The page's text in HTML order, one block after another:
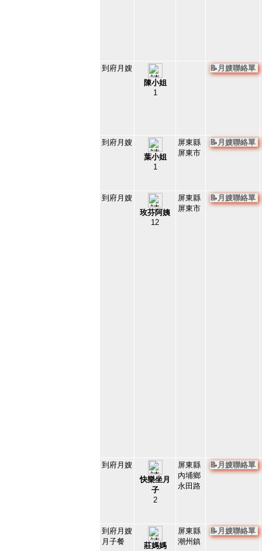
到府月嫂
陳小姐
1
📝月嫂聯絡單
到府月嫂
葉小姐
1
屏東縣
屏東市
📝月嫂聯絡單
到府月嫂
玫芬阿姨
12
屏東縣
屏東市
📝月嫂聯絡單
到府月嫂
快樂坐月
子
2
屏東縣
內埔鄉
永田路
📝月嫂聯絡單
到府月嫂
月子餐
莊媽媽
屏東縣
潮州鎮
📝月嫂聯絡單